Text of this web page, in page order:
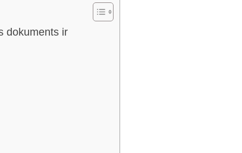
dokuments ir